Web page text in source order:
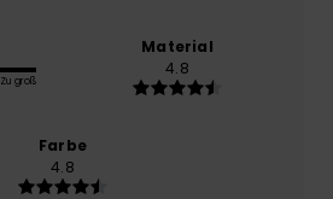
Zu groß
Material
4.8
Farbe
4.8